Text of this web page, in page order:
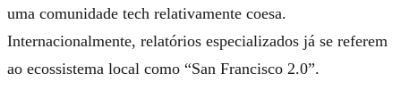
uma comunidade tech relativamente coesa.
Internacionalmente, relatórios especializados já se referem
ao ecossistema local como “San Francisco 2.0”.